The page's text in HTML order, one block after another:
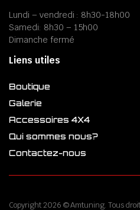
Lundi – vendredi : 8h30-18h00
Samedi: 8h30 – 15h00
Dimanche fermé
Liens utiles
Boutique
Galerie
Accessoires 4X4
Qui sommes nous?
Contactez-nous
Copyright 2026 © Amtuning. Tous